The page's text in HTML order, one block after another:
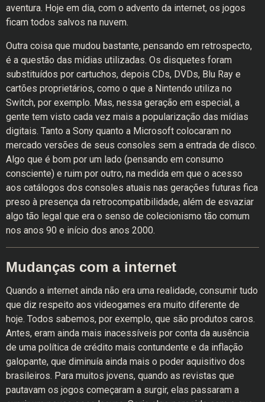
aventura. Hoje em dia, com o advento da internet, os jogos
ficam todos salvos na nuvem.
Outra coisa que mudou bastante, pensando em retrospecto,
é a questão das mídias utilizadas. Os disquetes foram
substituídos por cartuchos, depois CDs, DVDs, Blu Ray e
cartões proprietários, como o que a Nintendo utiliza no
Switch, por exemplo. Mas, nessa geração em especial, a
gente tem visto cada vez mais a popularização das mídias
digitais. Tanto a Sony quanto a Microsoft colocaram no
mercado versões de seus consoles sem a entrada de disco.
Algo que é bom por um lado (pensando em consumo
consciente) e ruim por outro, na medida em que o acesso
aos catálogos dos consoles atuais nas gerações futuras fica
preso à presença da retrocompatibilidade, além de esvaziar
algo tão legal que era o senso de colecionismo tão comum
nos anos 90 e início dos anos 2000.
Mudanças com a internet
Quando a internet ainda não era uma realidade, consumir tudo
que diz respeito aos videogames era muito diferente de
hoje. Todos sabemos, por exemplo, que são produtos caros.
Antes, eram ainda mais inacessíveis por conta da ausência
de uma política de crédito mais contundente e da inflação
galopante, que diminuía ainda mais o poder aquisitivo dos
brasileiros. Para muitos jovens, quando as revistas que
pautavam os jogos começaram a surgir, elas passaram a